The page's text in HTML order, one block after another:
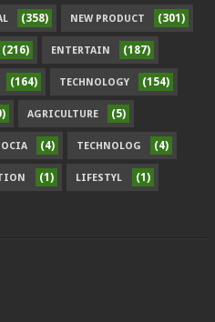
(358) NEW PRODUCT (301)
(216) ENTERTAIN (187)
(164) TECHNOLOGY (154)
AGRICULTURE (5)
(4) TECHNOLOG (4)
(1) LIFESTYL (1)